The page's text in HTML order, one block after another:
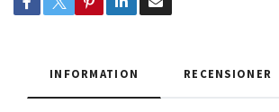
INFORMATION RECENSIONER